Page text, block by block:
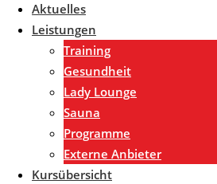
Aktuelles
Leistungen
Training
Gesundheit
Lady Lounge
Sauna
Programme
Externe Anbieter
Kursübersicht